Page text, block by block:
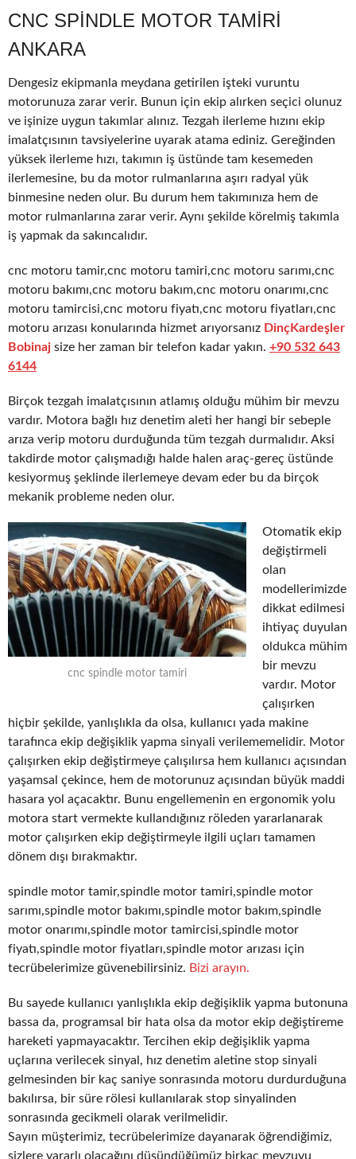
CNC SPINDLE MOTOR TAMIRI
ANKARA
Dengesiz ekipmanla meydana getirilen işteki vuruntu
motorunuza zarar verir. Bunun için ekip alırken seçici olunuz
ve işinize uygun takımlar alınız. Tezgah ilerleme hızını ekip
imalatçısının tavsiyelerine uyarak atama ediniz. Gereğinden
yüksek ilerleme hızı, takımın iş üstünde tam kesemeden
ilerlemesine, bu da motor rulmanlarına aşırı radyal yük
binmesine neden olur. Bu durum hem takımınıza hem de
motor rulmanlarına zarar verir. Aynı şekilde körelmiş takımla
iş yapmak da sakıncalıdır.
cnc motoru tamir,cnc motoru tamiri,cnc motoru sarımı,cnc
motoru bakımı,cnc motoru bakım,cnc motoru onarımı,cnc
motoru tamircisi,cnc motoru fiyatı,cnc motoru fiyatları,cnc
motoru arızası konularında hizmet arıyorsanız DinçKardeşler
Bobinaj size her zaman bir telefon kadar yakın. +90 532 643
6144
Birçok tezgah imalatçısının atlamış olduğu mühim bir mevzu
vardır. Motora bağlı hız denetim aleti her hangi bir sebeple
arıza verip motoru durduğunda tüm tezgah durmalıdır. Aksi
takdirde motor çalışmadığı halde halen araç-gereç üstünde
kesiyormuş şeklinde ilerlemeye devam eder bu da birçok
mekanik probleme neden olur.
cnc spindle motor tamiri
Otomatik ekip
değiştirmeli
olan
modellerimizde
dikkat edilmesi
ihtiyaç duyulan
oldukca mühim
bir mevzu
vardır. Motor
çalışırken
hiçbir şekilde, yanlışlıkla da olsa, kullanıcı yada makine
tarafınca ekip değişiklik yapma sinyali verilememelidir. Motor
çalışırken ekip değiştirmeye çalışılırsa hem kullanıcı açısından
yaşamsal çekince, hem de motorunuz açısından büyük maddi
hasara yol açacaktır. Bunu engellemenin en ergonomik yolu
motora start vermekte kullandığınız röleden yararlanarak
motor çalışırken ekip değiştirmeyle ilgili uçları tamamen
dönem dışı bırakmaktır.
spindle motor tamir,spindle motor tamiri,spindle motor
sarımı,spindle motor bakımı,spindle motor bakım,spindle
motor onarımı,spindle motor tamircisi,spindle motor
fiyatı,spindle motor fiyatları,spindle motor arızası için
tecrübelerimize güvenebilirsiniz. Bizi arayın.
Bu sayede kullanıcı yanlışlıkla ekip değişiklik yapma butonuna
bassa da, programsal bir hata olsa da motor ekip değiştireme
hareketi yapmayacaktır. Tercihen ekip değişiklik yapma
uçlarına verilecek sinyal, hız denetim aletine stop sinyali
gelmesinden bir kaç saniye sonrasında motoru durdurduğuna
bakılırsa, bir süre rölesi kullanılarak stop sinyalinden
sonrasında gecikmeli olarak verilmelidir.
Sayın müşterimiz, tecrübelerimize dayanarak öğrendiğimiz,
sizlere yararlı olacağını düşündüğümüz birkaç mevzuyu